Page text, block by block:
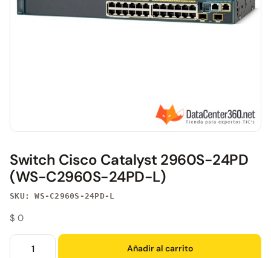
Switch Cisco Catalyst 2960S-24PD
(WS-C2960S-24PD-L)
SKU: WS-C2960S-24PD-L
$ 0
Añadir al carrito